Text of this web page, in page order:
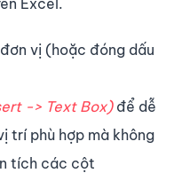
Excel.
vị (hoặc đóng dấu
-> Text Box) để dễ
trí phù hợp mà không
tích các cột